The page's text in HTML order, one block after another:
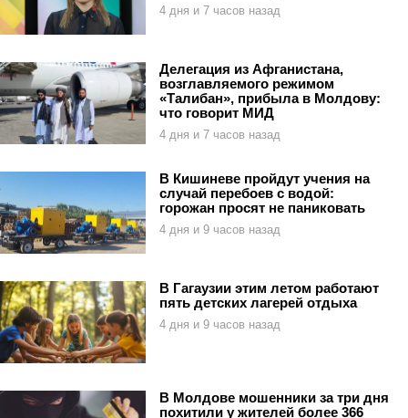
4 дня и 7 часов назад
Делегация из Афганистана,
возглавляемого режимом
«Талибан», прибыла в Молдову:
что говорит МИД
4 дня и 7 часов назад
В Кишиневе пройдут учения на
случай перебоев с водой:
горожан просят не паниковать
4 дня и 9 часов назад
В Гагаузии этим летом работают
пять детских лагерей отдыха
4 дня и 9 часов назад
В Молдове мошенники за три дня
похитили у жителей более 366